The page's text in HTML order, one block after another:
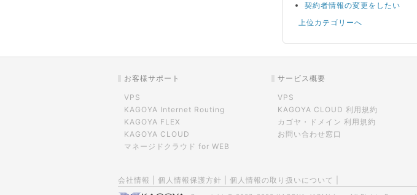
契約者情報の変更をしたい
上位カテゴリーへ
お客様サポート
VPS
KAGOYA Internet Routing
KAGOYA FLEX
KAGOYA CLOUD
マネージドクラウド for WEB
サービス概要
VPS
KAGOYA CLOUD 利用規約
カゴヤ・ドメイン 利用規約
お問い合わせ窓口
会社情報 個人情報保護方針 個人情報の取り扱いについて